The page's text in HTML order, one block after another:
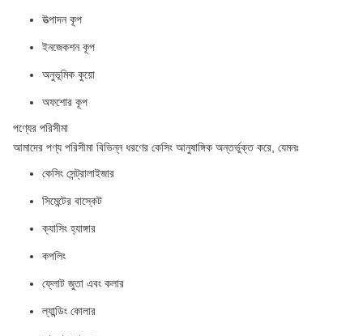
উত্পাদন কূপ
ইনজেকশন কূপ
অনুভূমিক কুয়ো
অফশোর কূপ
পণ্যের পরিসীমা
আমাদের পণ্য পরিসীমা বিভিন্ন ধরণের কেসিং আনুষাঙ্গিক অন্তর্ভুক্ত করে, যেমনঃ
কেসিং সেন্ট্রালাইজার
সিমেন্টের বাস্কেট
ক্যাসিং হ্যাঙ্গার
কপলিং
ফ্লোট জুতা এবং কলার
ল্যান্ডিং কোলার